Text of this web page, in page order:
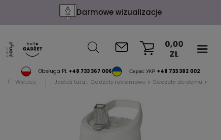
Darmowe wizualizacje
Obsługa PL +48 733 367 006 Сервіс УКР +48 733 382 002
0,00
ZŁ
Wstecz Jesteś tutaj: Gadżety reklamowe Gadżety do domu